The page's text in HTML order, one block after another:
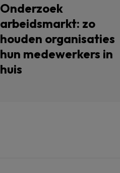
Onderzoek
arbeidsmarkt: zo
houden organisaties
hun medewerkers in
huis